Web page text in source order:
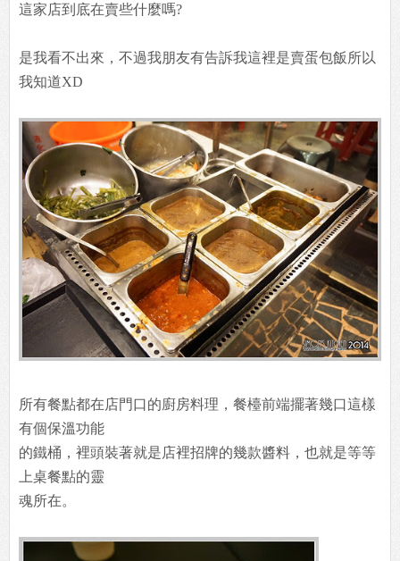
這家店到底在賣些什麼嗎?
是我看不出來，不過我朋友有告訴我這裡是賣蛋包飯所以
我知道XD
所有餐點都在店門口的廚房料理，餐檯前端擺著幾口這樣
有個保溫功能
的鐵桶，裡頭裝著就是店裡招牌的幾款醬料，也就是等等
上桌餐點的靈
魂所在。